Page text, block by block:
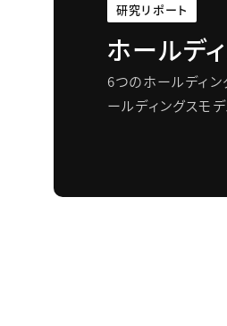
研究リポート
ホールデ
6つのホールディ
ールディングスモ